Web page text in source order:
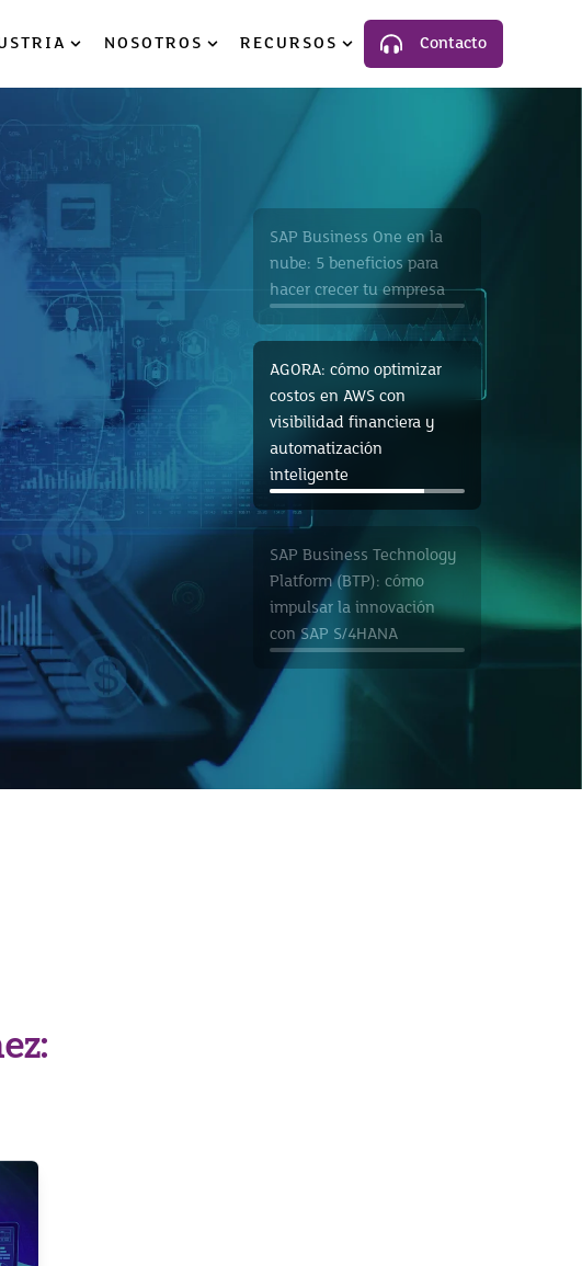
NOSOTROS
Show submenu for Nosotros
RECURSOS
Show submenu for Recursos
Contacto
SAP Business One en la
nube: 5 beneficios para
hacer crecer tu empresa
AGORA: cómo optimizar
costos en AWS con
visibilidad financiera y
automatización
inteligente
SAP Business Technology
Platform (BTP): cómo
impulsar la innovación
con SAP S/4HANA